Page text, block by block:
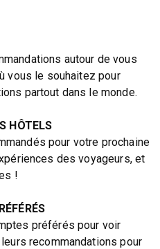
autour de vous
vous le souhaitez pour
partout dans le monde.
HÔTELS
pour votre prochaine
des voyageurs, et
!
préférés pour voir
recommandations pour